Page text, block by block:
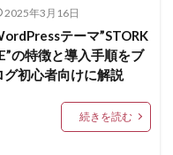
2025年3月16日
テーマ”STORK
の特徴と導入手順をブ
グ初心者向けに解説
続きを読む